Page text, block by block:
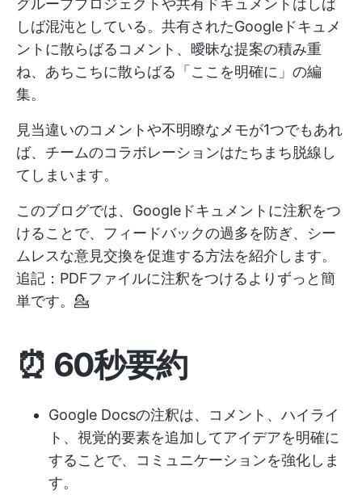
グループプロジェクトや共有ドキュメントはしば
しば混沌としている。共有されたGoogleドキュメ
ントに散らばるコメント、曖昧な提案の積み重
ね、あちこちに散らばる「ここを明確に」の編
集。
見当違いのコメントや不明瞭なメモが1つでもあれ
ば、チームのコラボレーションはたちまち脱線し
てしまいます。
このブログでは、Googleドキュメントに注釈をつ
けることで、フィードバックの過多を防ぎ、シー
ムレスな意見交換を促進する方法を紹介します。
追記：PDFファイルに注釈をつけるよりずっと簡
単です。💁
⏰ 60秒要約
Google Docsの注釈は、コメント、ハイライ
ト、視覚的要素を追加してアイデアを明確に
することで、コミュニケーションを強化しま
す。